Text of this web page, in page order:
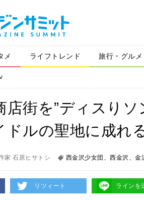
メ ライフトレンド 旅行・グルメ
店街を”ディスり
ドルの聖地に成れ
家 石原ヒサトシ 西金沢少女団、西金沢、金
リツィート ラインを